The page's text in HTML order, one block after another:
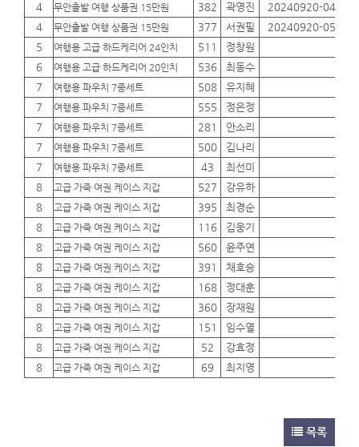
4
무안출발 여행 상품권 15만원 382 곽영진 20240920-04
4
무안출발 여행 상품권 15만원 377 서권필 20240920-05
5
여행용 고급 하드케리어 24인치 511 정창원
6
여행용 고급 하드케리어 20인치 536 최동수
7
여행용 파우치 7종세트 508 유지혜
7
여행용 파우치 7종세트 555 정은정
7
여행용 파우치 7종세트 281 안소리
7
여행용 파우치 7종세트 500 김나리
7
여행용 파우치 7종세트 43 최선미
8
고급 가죽 여권 케이스 지갑 527 강유하
8
고급 가죽 여권 케이스 지갑 395 최경순
8
고급 가죽 여권 케이스 지갑 116 김웅기
8
고급 가죽 여권 케이스 지갑 560 윤주연
8
고급 가죽 여권 케이스 지갑 391 채호승
8
고급 가죽 여권 케이스 지갑 168 정대훈
8
고급 가죽 여권 케이스 지갑 360 장재원
8
고급 가죽 여권 케이스 지갑 151 임수열
8
고급 가죽 여권 케이스 지갑 52 강효정
8
고급 가죽 여권 케이스 지갑 69 최지영
목록